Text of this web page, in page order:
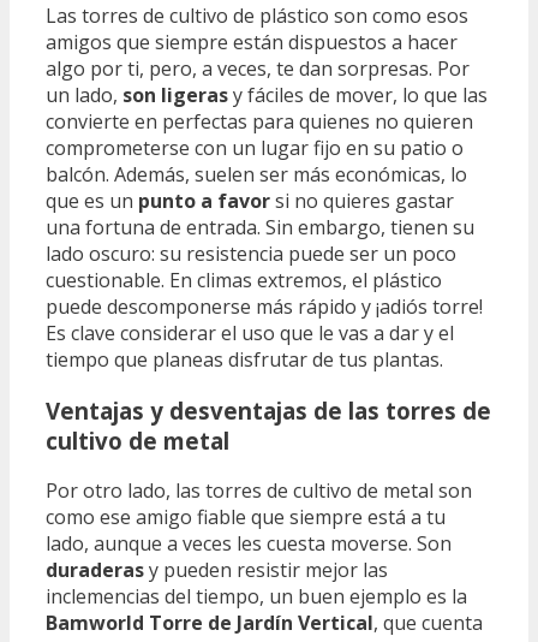
Las torres de cultivo de plástico son como esos
amigos que siempre están dispuestos a hacer
algo por ti, pero, a veces, te dan sorpresas. Por
un lado, son ligerasy fáciles de mover, lo que las
convierte en perfectas para quienes no quieren
comprometerse con un lugar fijo en su patio o
balcón. Además, suelen ser más económicas, lo
que es un punto a favorsi no quieres gastar
una fortuna de entrada. Sin embargo, tienen su
lado oscuro: su resistencia puede ser un poco
cuestionable. En climas extremos, el plástico
puede descomponerse más rápido y ¡adiós torre!
Es clave considerar el uso que le vas a dar y el
tiempo que planeas disfrutar de tus plantas.
Ventajas y desventajas de las torres de
cultivo de metal
Por otro lado, las torres de cultivo de metal son
como ese amigo fiable que siempre está a tu
lado, aunque a veces les cuesta moverse. Son
duraderasy pueden resistir mejor las
inclemencias del tiempo, un buen ejemplo es la
Bamworld Torre de Jardín Vertical, que cuenta